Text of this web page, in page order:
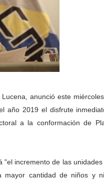
comunitaria en
Festival de Atletismo en
en el Complejo
hacia el
Renace 2026 en
prevención a Torondoy
anunció este
año 2019 el disfrute
a la conformación de
"el incremento de las
cantidad de niños y